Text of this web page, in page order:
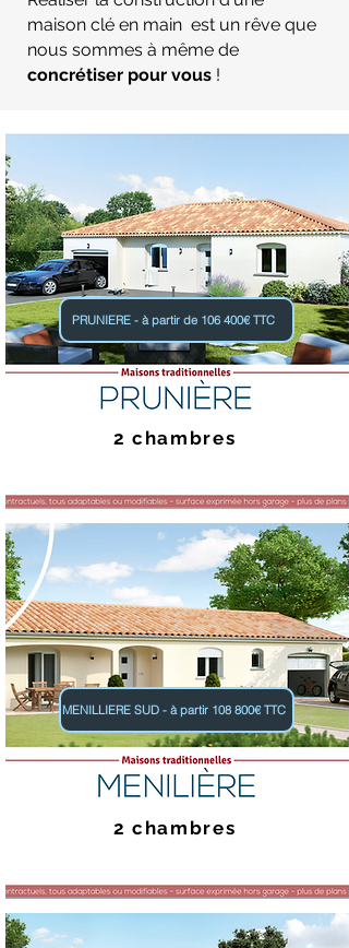
maison clé en main est un rêve que
nous sommes à même de
concrétiser pour vous !
PRUNIERE - à partir de 106 400€ TTC
2 chambres
MENILLIERE SUD - à partir 108 800€ TTC
2 chambres